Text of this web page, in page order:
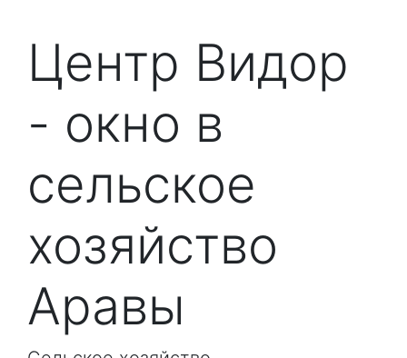
Центр Видор
- окно в
сельское
хозяйство
Аравы